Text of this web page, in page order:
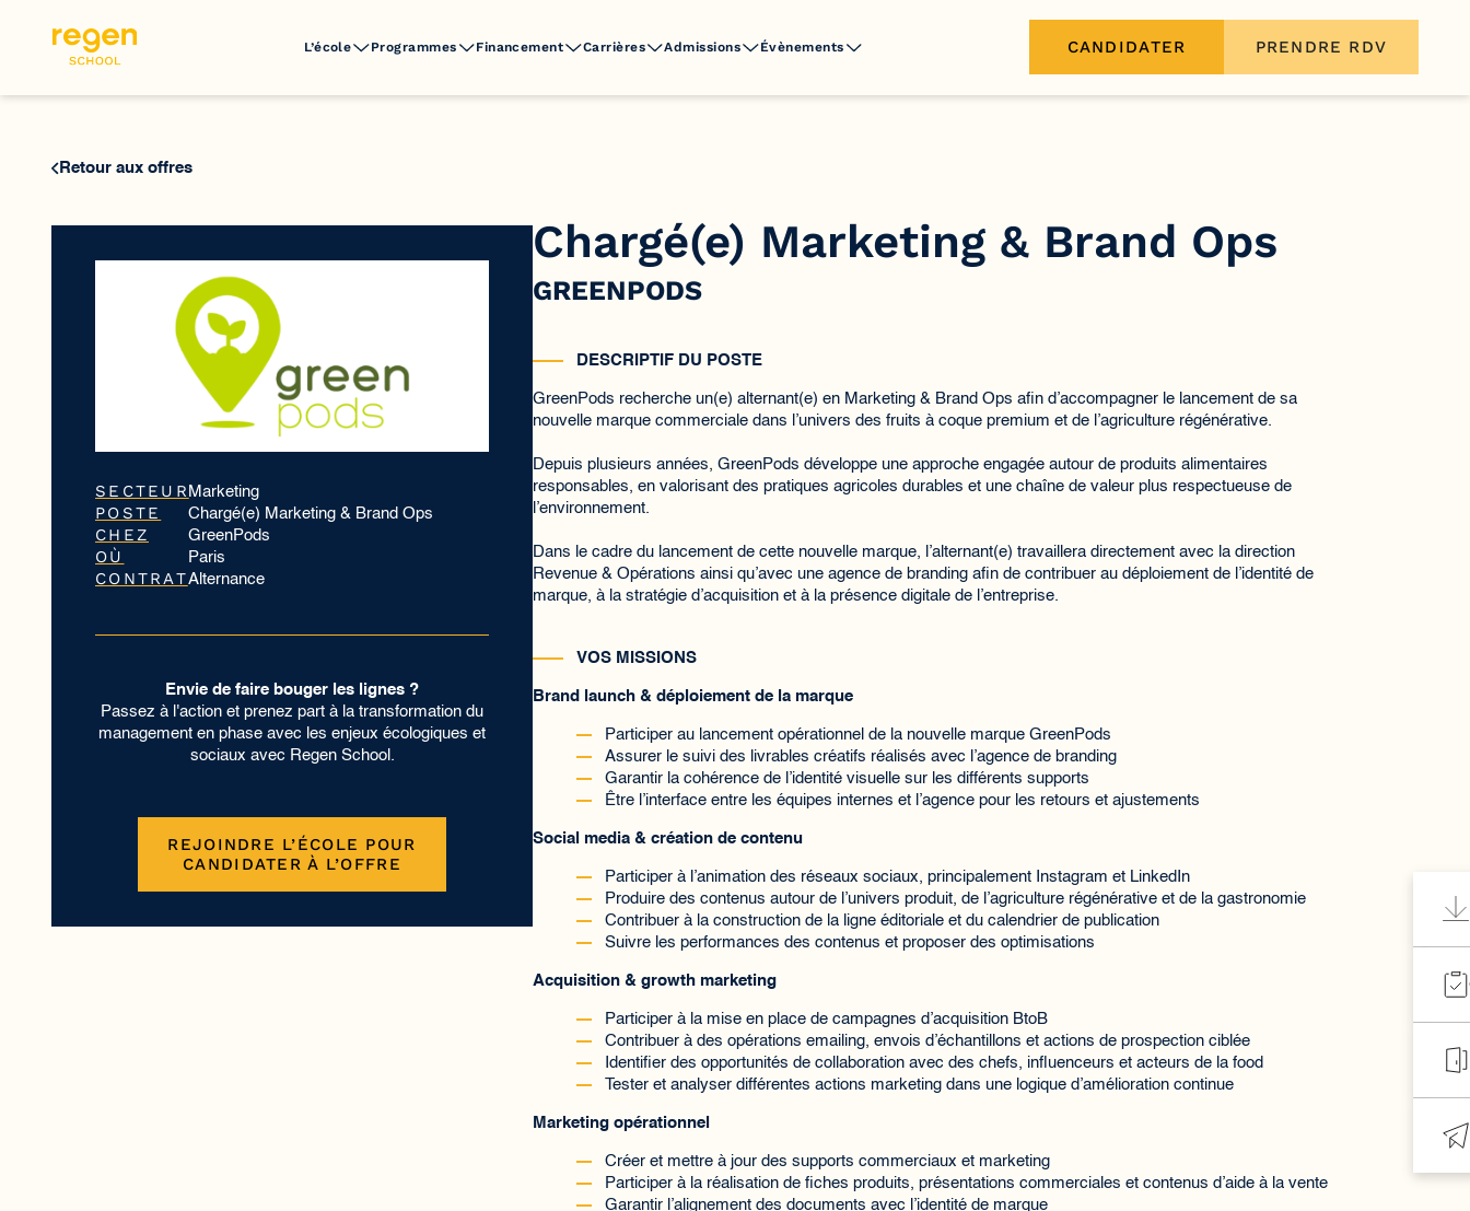
L’école Programmes Financement Carrières Admissions Évènements CANDIDATER PRENDRE RDV
Retour aux offres
SECTEUR Marketing
POSTE Chargé(e) Marketing & Brand Ops
CHEZ GreenPods
OÙ Paris
CONTRATAlternance
Envie de faire bouger les lignes ?
Passez à l'action et prenez part à la transformation du
management en phase avec les enjeux écologiques et
sociaux avec Regen School.
REJOINDRE L’ÉCOLE POUR
CANDIDATER À L’OFFRE
Chargé(e) Marketing & Brand Ops
GREENPODS
DESCRIPTIF DU POSTE
GreenPods recherche un(e) alternant(e) en Marketing & Brand Ops afin d’accompagner le lancement de sa
nouvelle marque commerciale dans l’univers des fruits à coque premium et de l’agriculture régénérative.
Depuis plusieurs années, GreenPods développe une approche engagée autour de produits alimentaires
responsables, en valorisant des pratiques agricoles durables et une chaîne de valeur plus respectueuse de
l’environnement.
Dans le cadre du lancement de cette nouvelle marque, l’alternant(e) travaillera directement avec la direction
Revenue & Opérations ainsi qu’avec une agence de branding afin de contribuer au déploiement de l’identité de
marque, à la stratégie d’acquisition et à la présence digitale de l’entreprise.
VOS MISSIONS
Brand launch & déploiement de la marque
Participer au lancement opérationnel de la nouvelle marque GreenPods
Assurer le suivi des livrables créatifs réalisés avec l’agence de branding
Garantir la cohérence de l’identité visuelle sur les différents supports
Être l’interface entre les équipes internes et l’agence pour les retours et ajustements
Social media & création de contenu
Participer à l’animation des réseaux sociaux, principalement Instagram et LinkedIn
Produire des contenus autour de l’univers produit, de l’agriculture régénérative et de la gastronomie
Contribuer à la construction de la ligne éditoriale et du calendrier de publication
Suivre les performances des contenus et proposer des optimisations
Acquisition & growth marketing
Participer à la mise en place de campagnes d’acquisition BtoB
Contribuer à des opérations emailing, envois d’échantillons et actions de prospection ciblée
Identifier des opportunités de collaboration avec des chefs, influenceurs et acteurs de la food
Tester et analyser différentes actions marketing dans une logique d’amélioration continue
Marketing opérationnel
Créer et mettre à jour des supports commerciaux et marketing
Participer à la réalisation de fiches produits, présentations commerciales et contenus d’aide à la vente
Garantir l’alignement des documents avec l’identité de marque